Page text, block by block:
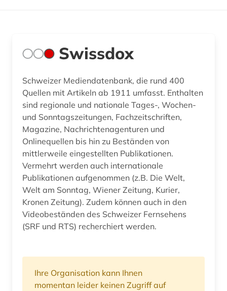
Swissdox
Schweizer Mediendatenbank, die rund 400
Quellen mit Artikeln ab 1911 umfasst. Enthalten
sind regionale und nationale Tages-, Wochen-
und Sonntagszeitungen, Fachzeitschriften,
Magazine, Nachrichtenagenturen und
Onlinequellen bis hin zu Beständen von
mittlerweile eingestellten Publikationen.
Vermehrt werden auch internationale
Publikationen aufgenommen (z.B. Die Welt,
Welt am Sonntag, Wiener Zeitung, Kurier,
Kronen Zeitung). Zudem können auch in den
Videobeständen des Schweizer Fernsehens
(SRF und RTS) recherchiert werden.
Ihre Organisation kann Ihnen
momentan leider keinen Zugriff auf